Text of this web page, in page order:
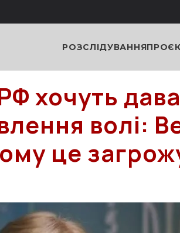
РОЗСЛІДУВАННЯ
хочуть
волі:
це